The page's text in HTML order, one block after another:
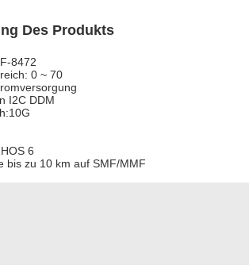
Des Produkts
8472
0 ~ 70
I2C DDM
6
bis zu 10 km auf SMF/MMF